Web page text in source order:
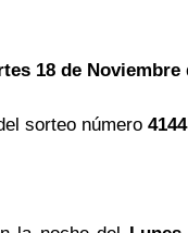
18 de Noviembre
sorteo número 4144